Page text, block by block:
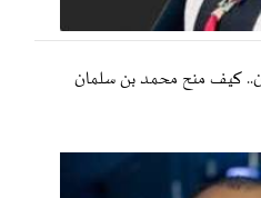
كيف منح محمد بن سلمان